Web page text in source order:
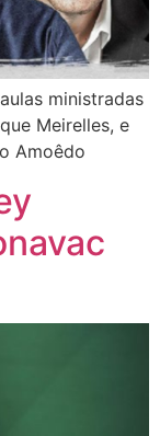
ministradas
Meirelles, e
Amoêdo